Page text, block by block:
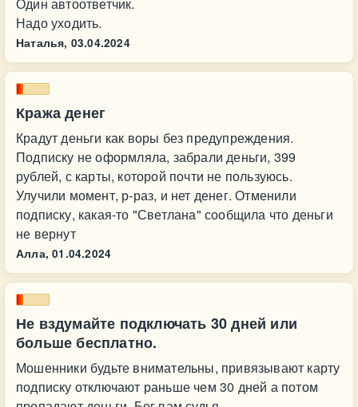
Надо уходить.
Наталья, 03.04.2024
Кража денег
Крадут деньги как воры без предупреждения.
Подписку не оформляла, забрали деньги, 399
рублей, с карты, которой почти не пользуюсь.
Улучили момент, р-раз, и нет денег. Отменили
подписку, какая-то "Светлана" сообщила что деньги
не вернут
Алла, 01.04.2024
Не вздумайте подключать 30 дней или
больше бесплатно.
Мошенники будьте внимательны, привязывают карту
подписку отключают раньше чем 30 дней а потом